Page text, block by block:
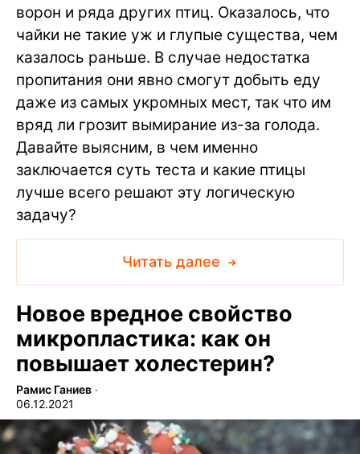
ворон и ряда других птиц. Оказалось, что
чайки не такие уж и глупые существа, чем
казалось раньше. В случае недостатка
пропитания они явно смогут добыть еду
даже из самых укромных мест, так что им
вряд ли грозит вымирание из-за голода.
Давайте выясним, в чем именно
заключается суть теста и какие птицы
лучше всего решают эту логическую
задачу?
Читать далее
Новое вредное свойство
микропластика: как он
повышает холестерин?
Рамис Ганиев ∙
06.12.2021